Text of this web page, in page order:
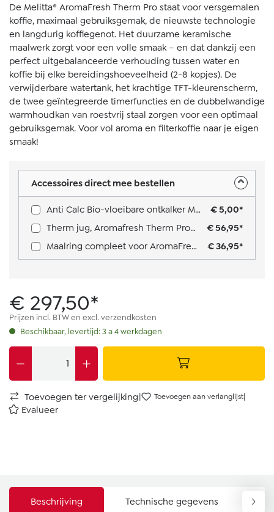
De Melitta® AromaFresh Therm Pro staat voor versgemalen
koffie, maximaal gebruiksgemak, de nieuwste technologie
en langdurig koffiegenot. Het duurzame keramische
maalwerk zorgt voor een volle smaak – en dat dankzij een
perfect uitgebalanceerde verhouding tussen water en
koffie bij elke bereidingshoeveelheid (2-8 kopjes). De
verwijderbare watertank, het krachtige TFT-kleurenscherm,
de twee geïntegreerde timerfuncties en de dubbelwandige
warmhoudkan van roestvrij staal zorgen voor een optimaal
gebruiksgemak. Voor vol aroma en filterkoffie naar je eigen
smaak!
Accessoires direct mee bestellen
Anti Calc Bio-vloeibare ontkalker Multi Usage
€ 5,00*
Therm jug, Aromafresh Therm Pro X: Type 1030-12 and 1030-11
€ 56,95*
Maalring compleet voor AromaFresh
€ 36,95*
€ 297,50*
Prijzen incl. BTW en excl. verzendkosten
Beschikbaar, levertijd: 3 a 4 werkdagen
Toevoegen ter vergelijking| Toevoegen aan verlanglijst|
Evalueer
Beschrijving Technische gegevens